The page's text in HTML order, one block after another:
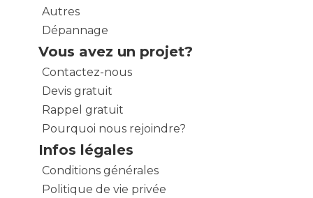
Autres
Dépannage
Vous avez un projet?
Contactez-nous
Devis gratuit
Rappel gratuit
Pourquoi nous rejoindre?
Infos légales
Conditions générales
Politique de vie privée